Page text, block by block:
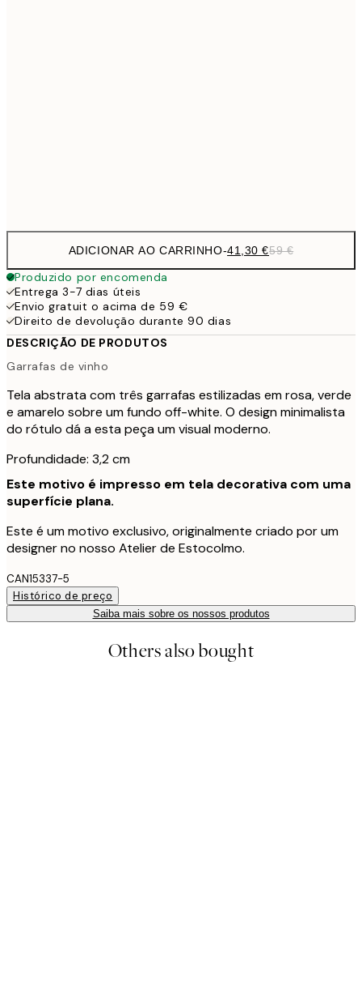
ADICIONAR AO CARRINHO-41,30 €59 €
Produzido por encomenda
Entrega 3-7 dias úteis
Envio gratuit o acima de 59 €
Direito de devolução durante 90 dias
DESCRIÇÃO DE PRODUTOS
Garrafas de vinho
Tela abstrata com três garrafas estilizadas em rosa, verde
e amarelo sobre um fundo off-white. O design minimalista
do rótulo dá a esta peça um visual moderno.
Profundidade: 3,2 cm
Este motivo é impresso em tela decorativa com uma
superfície plana.
Este é um motivo exclusivo, originalmente criado por um
designer no nosso Atelier de Estocolmo.
CAN15337-5
Histórico de preço
Saiba mais sobre os nossos produtos
Others also bought